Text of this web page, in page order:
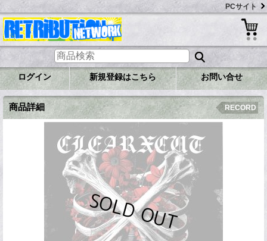
PCサイト
ログイン 新規登録はこちら お問い合せ
商品詳細 RECORD